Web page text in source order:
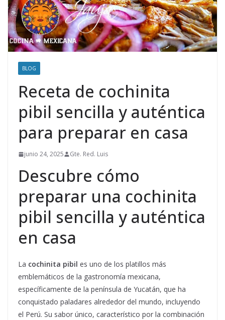
BLOG
Receta de cochinita
pibil sencilla y auténtica
para preparar en casa
junio 24, 2025 Gte. Red. Luis
Descubre cómo
preparar una cochinita
pibil sencilla y auténtica
en casa
La cochinita pibil es uno de los platillos más
emblemáticos de la gastronomía mexicana,
específicamente de la península de Yucatán, que ha
conquistado paladares alrededor del mundo, incluyendo
el Perú. Su sabor único, característico por la combinación